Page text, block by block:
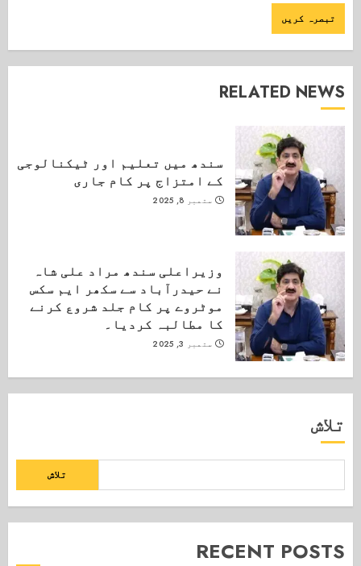
RELATED NEWS
سندھ میں تعلیم اور ٹیکنالوجی
کے امتزاج پر کام جاری
ستمبر 8, 2025
وزیراعلی سندھ مراد علی شاہ
نے حیدرآباد سے سکھر ایم سکس
موٹروے پر کام جلد شروع کرنے
کا مطالبہ کردیا۔
ستمبر 3, 2025
تلاش
تلاش
RECENT POSTS